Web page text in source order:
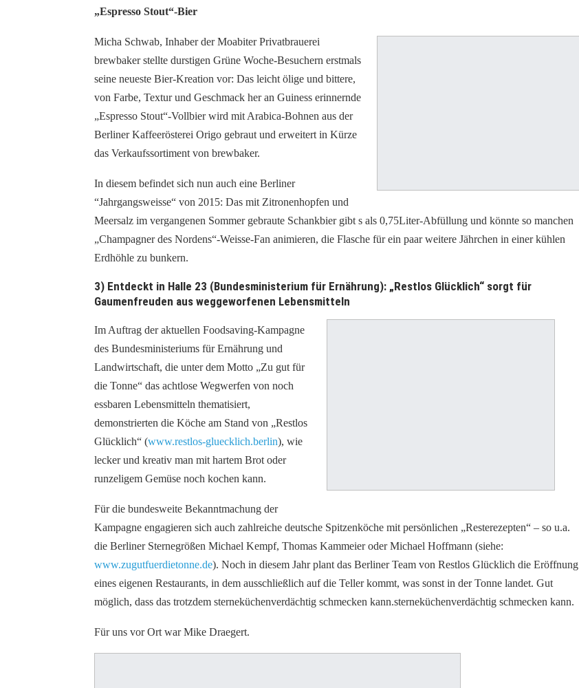
„Espresso Stout“-Bier
Micha Schwab, Inhaber der Moabiter Privatbrauerei
brewbaker stellte durstigen Grüne Woche-Besuchern erstmals
seine neueste Bier-Kreation vor: Das leicht ölige und bittere,
von Farbe, Textur und Geschmack her an Guiness erinnernde
„Espresso Stout“-Vollbier wird mit Arabica-Bohnen aus der
Berliner Kaffeerösterei Origo gebraut und erweitert in Kürze
das Verkaufssortiment von brewbaker.
In diesem befindet sich nun auch eine Berliner
“Jahrgangsweisse“ von 2015: Das mit Zitronenhopfen und
Meersalz im vergangenen Sommer gebraute Schankbier gibt s als 0,75Liter-Abfüllung und könnte so manchen
„Champagner des Nordens“-Weisse-Fan animieren, die Flasche für ein paar weitere Jährchen in einer kühlen
Erdhöhle zu bunkern.
3) Entdeckt in Halle 23 (Bundesministerium für Ernährung): „Restlos Glücklich“ sorgt für
Gaumenfreuden aus weggeworfenen Lebensmitteln
Im Auftrag der aktuellen Foodsaving-Kampagne
des Bundesministeriums für Ernährung und
Landwirtschaft, die unter dem Motto „Zu gut für
die Tonne“ das achtlose Wegwerfen von noch
essbaren Lebensmitteln thematisiert,
demonstrierten die Köche am Stand von „Restlos
Glücklich“ (www.restlos-gluecklich.berlin), wie
lecker und kreativ man mit hartem Brot oder
runzeligem Gemüse noch kochen kann.
Für die bundesweite Bekanntmachung der
Kampagne engagieren sich auch zahlreiche deutsche Spitzenköche mit persönlichen „Resterezepten“ – so u.a.
die Berliner Sternegrößen Michael Kempf, Thomas Kammeier oder Michael Hoffmann (siehe:
www.zugutfuerdietonne.de). Noch in diesem Jahr plant das Berliner Team von Restlos Glücklich die Eröffnung
eines eigenen Restaurants, in dem ausschließlich auf die Teller kommt, was sonst in der Tonne landet. Gut
möglich, dass das trotzdem sterneküchenverdächtig schmecken kann.sterneküchenverdächtig schmecken kann.
Für uns vor Ort war Mike Draegert.